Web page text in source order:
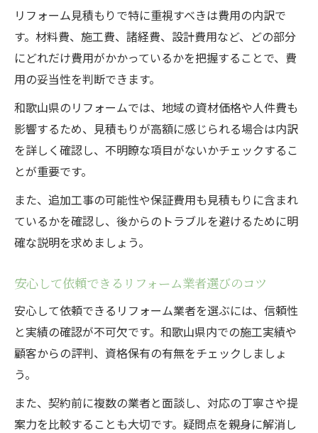
リフォーム見積もりで特に重視すべきは費用の内訳で
す。材料費、施工費、諸経費、設計費用など、どの部分
にどれだけ費用がかかっているかを把握することで、費
用の妥当性を判断できます。
和歌山県のリフォームでは、地域の資材価格や人件費も
影響するため、見積もりが高額に感じられる場合は内訳
を詳しく確認し、不明瞭な項目がないかチェックするこ
とが重要です。
また、追加工事の可能性や保証費用も見積もりに含まれ
ているかを確認し、後からのトラブルを避けるために明
確な説明を求めましょう。
安心して依頼できるリフォーム業者選びのコツ
安心して依頼できるリフォーム業者を選ぶには、信頼性
と実績の確認が不可欠です。和歌山県内での施工実績や
顧客からの評判、資格保有の有無をチェックしましょ
う。
また、契約前に複数の業者と面談し、対応の丁寧さや提
案力を比較することも大切です。疑問点を親身に解消し